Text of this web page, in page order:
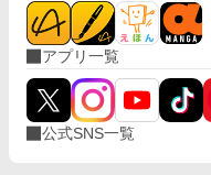
速する、すれ違い
アプリ一覧
公式SNS一覧